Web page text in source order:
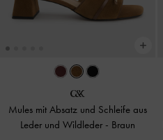
Mules mit Absatz und Schleife aus
Leder und Wildleder - Braun